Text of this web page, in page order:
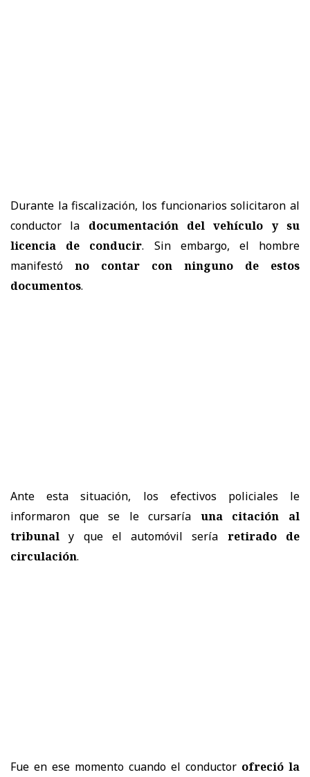
Durante la fiscalización, los funcionarios solicitaron al
conductor la documentación del vehículo y su
licencia de conducir. Sin embargo, el hombre
manifestó no contar con ninguno de estos
documentos.
Ante esta situación, los efectivos policiales le
informaron que se le cursaría una citación al
tribunal y que el automóvil sería retirado de
circulación.
Fue en ese momento cuando el conductor ofreció la